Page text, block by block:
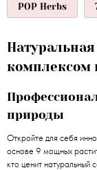
POP Herbs
Натуральная
комплексом
природы
Откройте для себя
основе 9 мощных
кто ценит натуральный